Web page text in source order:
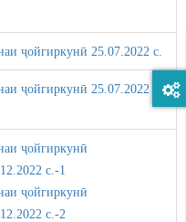
ҷойгиркунӣ 25.07.2022 c.
ҷойгиркунӣ 25.07.2022 c.
ҷойгиркунӣ
c.-1
ҷойгиркунӣ
c.-2